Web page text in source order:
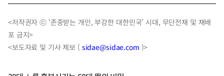
<저작권자 ⓒ ‘존중받는 개인, 부강한 대한민국’ 시대, 무단전재 및 재배
포 금지>
<보도자료 및 기사 제보 ( sidae@sidae.com )>